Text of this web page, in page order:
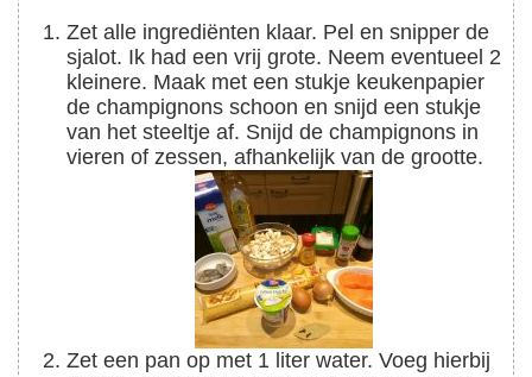
Zet alle ingrediënten klaar. Pel en snipper de
sjalot. Ik had een vrij grote. Neem eventueel 2
kleinere. Maak met een stukje keukenpapier
de champignons schoon en snijd een stukje
van het steeltje af. Snijd de champignons in
vieren of zessen, afhankelijk van de grootte.
Zet een pan op met 1 liter water. Voeg hierbij